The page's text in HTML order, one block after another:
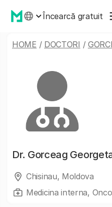
Încearcă gratuit
HOME / DOCTORI /
Dr. Gorceag
Chisinau, Moldova
Medicina interna,